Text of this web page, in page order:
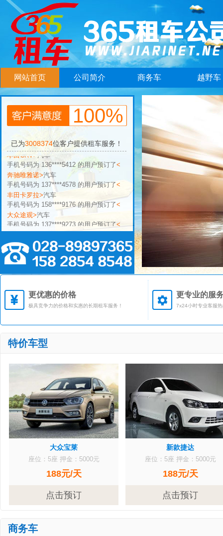
网站首页 公司简介 商务车 越野车
100%
已为3008374位客户提供租车服务！
手机号码为 136****5412 的用户预订了
奔驰唯雅诺>
汽车
手机号码为 137****4578 的用户预订了
丰田卡罗拉>
汽车
手机号码为 158****9176 的用户预订了<
大众途观> 汽车
手机号码为 137****9273 的用户预订了
丰田汉兰达>汽车
手机号码为 159****1257 的用户预订了 <
本田CRV>汽车
手机号码为 136****5412 的用户预订了<
丰田卡罗拉>汽车
手机号码为 158****9176 的用户预订了
大众途观>汽车
手机号码为 159****1257 的用户预订了
本田CRV> 汽车
更优惠的价格
极具竞争力的价格和实惠的长期租车服务！
更专业的服
7x24小时专业客服
特价车型
大众宝莱
座位：5座 押金：5000元
188元/天
点击预订
新款捷达
座位：5座 押金：5000元
188元/天
点击预订
商务车